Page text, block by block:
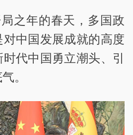
局之年的春天，多国政
中国发展成就的高度
代中国勇立潮头、引
。